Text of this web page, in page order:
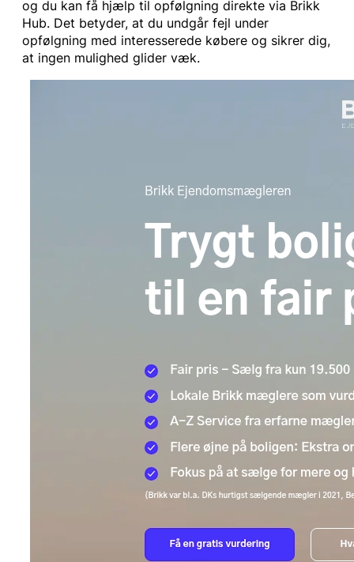
og du kan få hjælp til opfølgning direkte via Brikk
Hub. Det betyder, at du undgår fejl under
opfølgning med interesserede købere og sikrer dig,
at ingen mulighed glider væk.